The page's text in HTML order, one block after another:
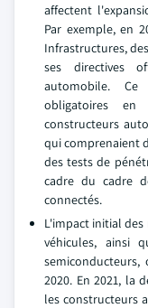
affectent
Par exemple, en
Infrastructures,
ses directives
automobile.
obligatoires
constructeurs
qui comprenaient
des tests de
cadre du cadre
connectés.
L'impact initial
véhicules, ainsi
2020. En 2021, la
les constructeurs